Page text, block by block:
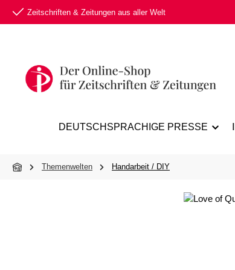
Hauptinhalt springen
Zur Suche springen
Zur Hauptnavigation springen
Zeitschriften & Zeitungen aus aller Welt
DEUTSCHSPRACHIGE PRESSE
Themenwelten Handarbeit / DIY